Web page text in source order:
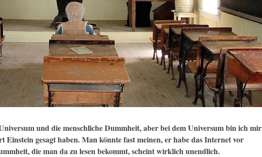
und die menschliche Dummheit, aber bei dem Universum bin ich mir
Einstein gesagt haben. Man könnte fast meinen, er habe das Internet vor
die man da zu lesen bekommt, scheint wirklich unendlich.